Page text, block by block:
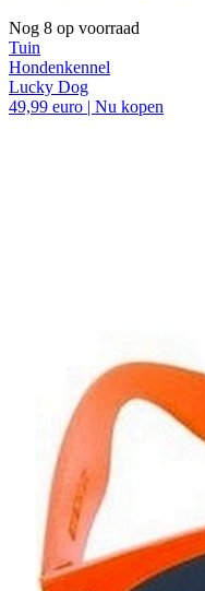
Nog 8 op voorraad
Tuin
Hondenkennel
Lucky Dog
49,99 euro | Nu kopen